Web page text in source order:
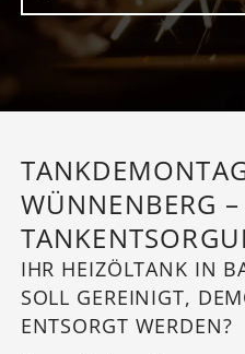
WÜNNENBERG –
IHR HEIZÖLTANK IN
SOLL GEREINIGT,
ENTSORGT WERDEN?